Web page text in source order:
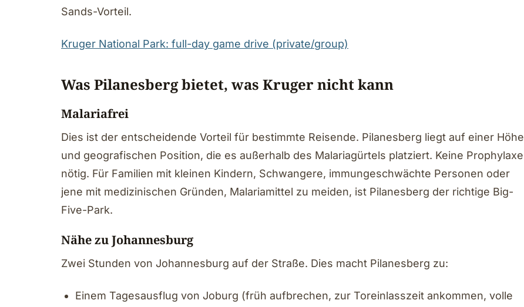
Sands-Vorteil.
Kruger National Park: full-day game drive (private/group)
Was Pilanesberg bietet, was Kruger nicht kann
Malariafrei
Dies ist der entscheidende Vorteil für bestimmte Reisende. Pilanesberg liegt auf einer Höhe
und geografischen Position, die es außerhalb des Malariagürtels platziert. Keine Prophylaxe
nötig. Für Familien mit kleinen Kindern, Schwangere, immungeschwächte Personen oder
jene mit medizinischen Gründen, Malariamittel zu meiden, ist Pilanesberg der richtige Big-
Five-Park.
Nähe zu Johannesburg
Zwei Stunden von Johannesburg auf der Straße. Dies macht Pilanesberg zu:
Einem Tagesausflug von Joburg (früh aufbrechen, zur Toreinlasszeit ankommen, volle